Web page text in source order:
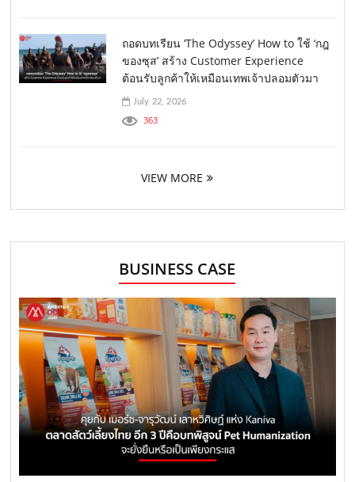
ถอดบทเรียน ‘The Odyssey’ How to ใช้ ‘กฎ
ของซุส’ สร้าง Customer Experience
ต้อนรับลูกค้าให้เหมือนเทพเจ้าปลอมตัวมา
July 22, 2026
363
VIEW MORE
BUSINESS CASE